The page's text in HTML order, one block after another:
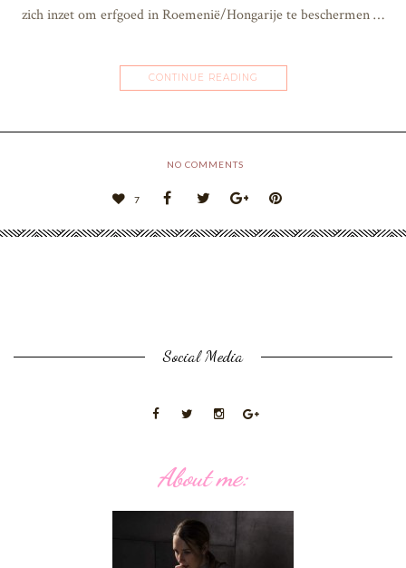
zich inzet om erfgoed in Roemenië/Hongarije te beschermen …
CONTINUE READING
NO COMMENTS
7
Social Media
About me: